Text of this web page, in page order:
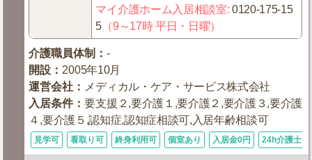
マイ介護ホーム入居相談室:0120-175-15
5 （9～17時 平日・日曜）
介護職員体制 ：-
開設 ：2005年10月
運営会社 ： メディカル・ケア・サービス株式会社
入居条件：要支援２,要介護１,要介護２,要介護３,要介護
４,要介護５,認知症,認知症相談可,入居年齢相談可
見学可 看取り可 終身利用可 個室あり 入居金0円 24h介護士